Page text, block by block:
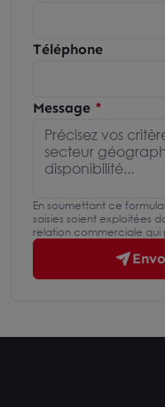
Téléphone
Message
En soumettant ce
saisies soient exploitées
relation commerciale qui